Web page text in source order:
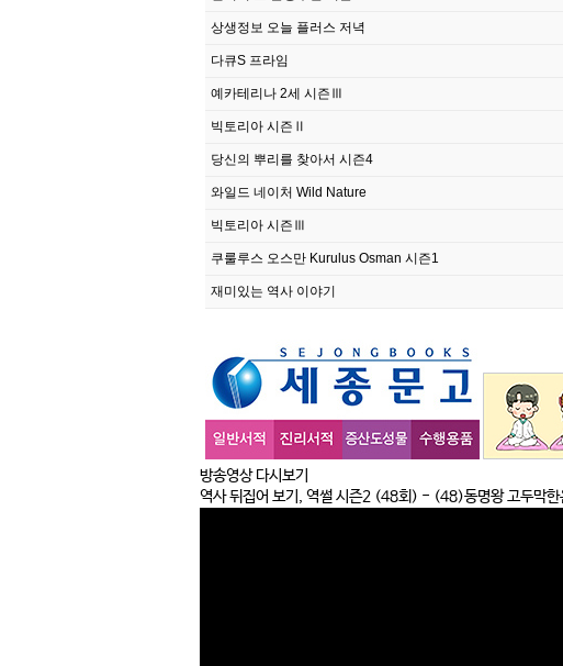
상생정보 오늘 플러스 저녁
다큐S 프라임
예카테리나 2세 시즌Ⅲ
빅토리아 시즌Ⅱ
당신의 뿌리를 찾아서 시즌4
와일드 네이처 Wild Nature
빅토리아 시즌Ⅲ
쿠룰루스 오스만 Kurulus Osman 시즌1
재미있는 역사 이야기
방송영상 다시보기
역사 뒤집어 보기, 역썰 시즌2 (48회) - (48)동명왕 고두막한